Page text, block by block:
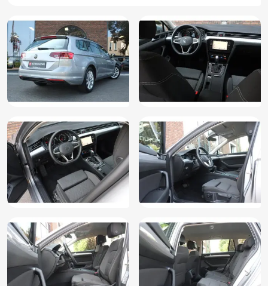
File assistent
Hill hold functie
Keyless entry
Keyless start
Kleur grijs
LED achterlichten
LED dagrijverlichting
Lederen versnellingspook
LED koplampen
Lendesteunen (verstelbaar)
Mistlampen voor adaptief
Multimedia-voorbereiding
Multimedia scherm standaard
Navigatiesysteem